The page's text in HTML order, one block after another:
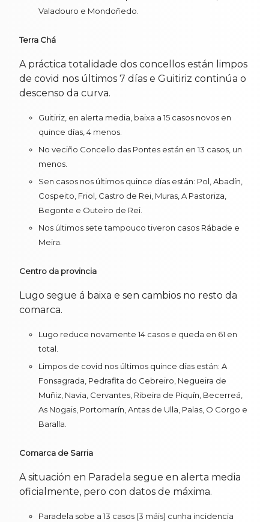
Valadouro e Mondoñedo.
Terra Chá
A práctica totalidade dos concellos están limpos
de covid nos últimos 7 días e Guitiriz continúa o
descenso da curva.
Guitiriz, en alerta media, baixa a 15 casos novos en
quince días, 4 menos.
No veciño Concello das Pontes están en 13 casos, un
menos.
Sen casos nos últimos quince días están: Pol, Abadín,
Cospeito, Friol, Castro de Rei, Muras, A Pastoriza,
Begonte e Outeiro de Rei.
Nos últimos sete tampouco tiveron casos Rábade e
Meira.
Centro da provincia
Lugo segue á baixa e sen cambios no resto da
comarca.
Lugo reduce novamente 14 casos e queda en 61 en
total.
Limpos de covid nos últimos quince días están: A
Fonsagrada, Pedrafita do Cebreiro, Negueira de
Muñiz, Navia, Cervantes, Ribeira de Piquín, Becerreá,
As Nogais, Portomarín, Antas de Ulla, Palas, O Corgo e
Baralla.
Comarca de Sarria
A situación en Paradela segue en alerta media
oficialmente, pero con datos de máxima.
Paradela sobe a 13 casos (3 máis) cunha incidencia